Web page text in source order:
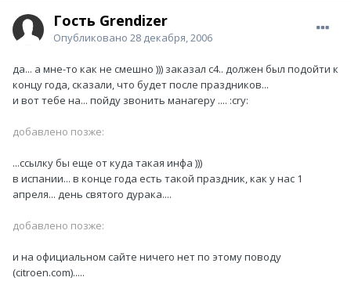
Гость Grendizer
Опубликовано 28 декабря, 2006
да... а мне-то как не смешно ))) заказал с4.. должен был подойти к
концу года, сказали, что будет после праздников...
и вот тебе на... пойду звонить манагеру .... :cry:
добавлено позже:
...ссылку бы еще от куда такая инфа )))
в испании... в конце года есть такой праздник, как у нас 1
апреля... день святого дурака....
добавлено позже:
и на официальном сайте ничего нет по этому поводу
(citroen.com).....